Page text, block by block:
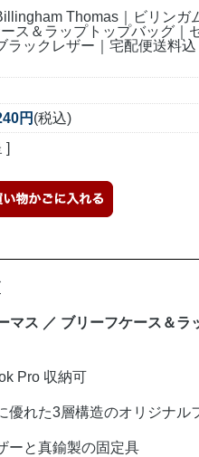
Thomas｜ビリン
ス＆ラップトップバッグ｜
ラックレザー｜宅配便送料
円 (税込)
]
ス ／ ブリーフケース＆ラ
Pro 収納可
優れた3層構造のオリジナル
ーと真鍮製の固定具